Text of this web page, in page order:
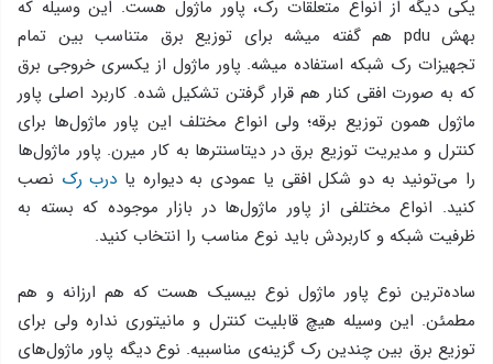
یکی دیگه از انواع متعلقات رک، پاور ماژول هست. این وسیله که
بهش pdu هم گفته میشه برای توزیع برق متناسب بین تمام
تجهیزات رک شبکه استفاده میشه. پاور ماژول از یکسری خروجی برق
که به صورت افقی کنار هم قرار گرفتن تشکیل شده. کاربرد اصلی پاور
ماژول همون توزیع برقه؛ ولی انواع مختلف این پاور ماژول‌ها برای
کنترل و مدیریت توزیع برق در دیتاسنترها به کار میرن. پاور ماژول‌ها
را می‌تونید به دو شکل افقی یا عمودی به دیواره‌ یا درب رک نصب
کنید. انواع مختلفی از پاور ماژول‌ها در بازار موجوده که بسته به
ظرفیت شبکه و کاربردش باید نوع مناسب را انتخاب کنید.
ساده‌ترین نوع پاور ماژول نوع بیسیک هست که هم ارزانه و هم
مطمئن. این وسیله هیچ قابلیت کنترل و مانیتوری نداره ولی برای
توزیع برق بین چندین رک گزینه‌ی مناسبیه. نوع دیگه پاور ماژول‌های